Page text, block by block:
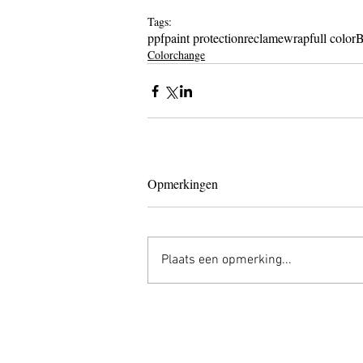
Tags:
ppfpaint protectionreclamewrapfull color
Colorchange
Opmerkingen
Plaats een opmerking...